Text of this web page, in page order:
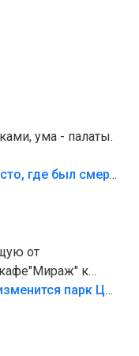
ума - палаты.
«Попал на пику»: СК показал место, где был смертельно травмирован ребенок в Тольятти
от
кафе"Мираж" к
то бордюры
еще,видимо,часть
Глава Тольятти рассказал, как изменится парк Центрального района